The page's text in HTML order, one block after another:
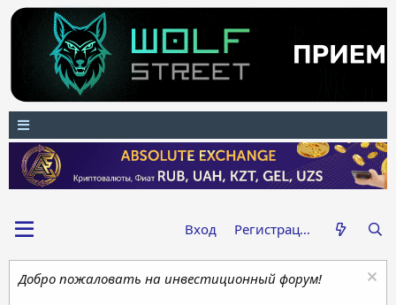
Вход Регистрация
Добро пожаловать на инвестиционный форум!